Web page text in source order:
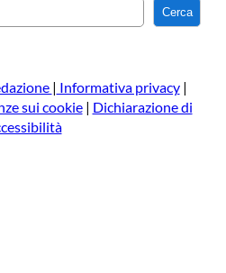
e
a
Cerca
| Informativa privacy|
sui cookie| Dichiarazione di